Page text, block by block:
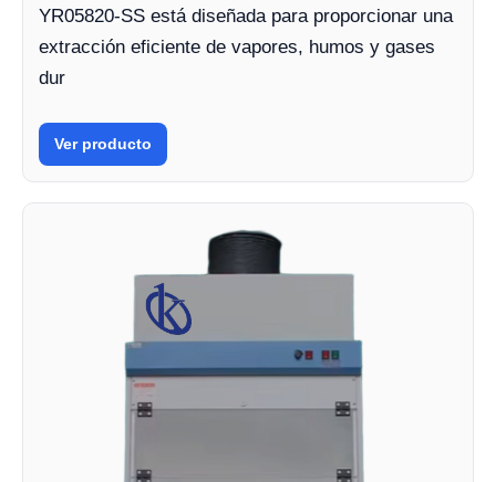
YR05820-SS está diseñada para proporcionar una
extracción eficiente de vapores, humos y gases
dur
Ver producto